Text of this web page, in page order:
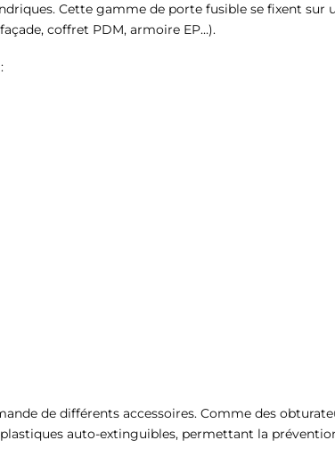
Cette gamme de porte fusible se fixent sur
coffret PDM, armoire EP…).
de différents accessoires. Comme des
auto-extinguibles, permettant la